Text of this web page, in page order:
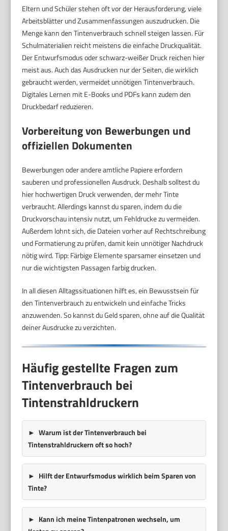
Eltern und Schüler stehen oft vor der Herausforderung, viele
Arbeitsblätter und Zusammenfassungen auszudrucken. Die
Menge kann den Tintenverbrauch schnell steigen lassen. Für
Schulmaterialien reicht meistens die einfache Druckqualität.
Der Entwurfsmodus oder schwarz-weißer Druck reichen hier
meist aus. Auch das Ausdrucken nur der Seiten, die wirklich
gebraucht werden, vermeidet unnötigen Tintenverbrauch.
Digitales Lernen mit E-Books und PDFs kann zudem den
Druckbedarf reduzieren.
Vorbereitung von Bewerbungen und
offiziellen Dokumenten
Bewerbungen oder andere amtliche Papiere erfordern
sauberen und professionellen Ausdruck. Deshalb solltest du
hier hochwertigen Druck verwenden, der mehr Tinte
verbraucht. Allerdings kannst du sparen, indem du die
Druckvorschau intensiv nutzt, um Fehldrucke zu vermeiden.
Außerdem lohnt sich, die Dateien vorher auf Rechtschreibung
und Formatierung zu prüfen, damit kein unnötiger Nachdruck
nötig wird. Tipp: Färbige Elemente sparsamer einsetzen und
nur die wichtigsten Passagen farbig drucken.
In all diesen Alltagssituationen hilft es, ein Bewusstsein für
den Tintenverbrauch zu entwickeln und einfache Tricks
anzuwenden. So kannst du Geld sparen, ohne auf die Qualität
deiner Ausdrucke zu verzichten.
Häufig gestellte Fragen zum
Tintenverbrauch bei
Tintenstrahldruckern
Warum ist der Tintenverbrauch bei
Tintenstrahldruckern oft so hoch?
Hilft der Entwurfsmodus wirklich beim Sparen von
Tinte?
Kann ich meine Tintenpatronen wechseln, um